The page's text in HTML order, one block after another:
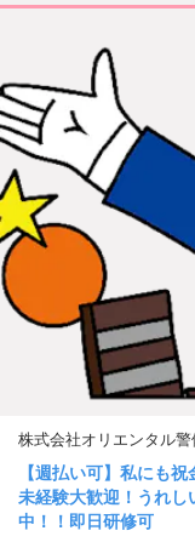
株式会社オリエンタル警
【週払い可】私にも
未経験大歓迎！うれし
中！！即日研修可